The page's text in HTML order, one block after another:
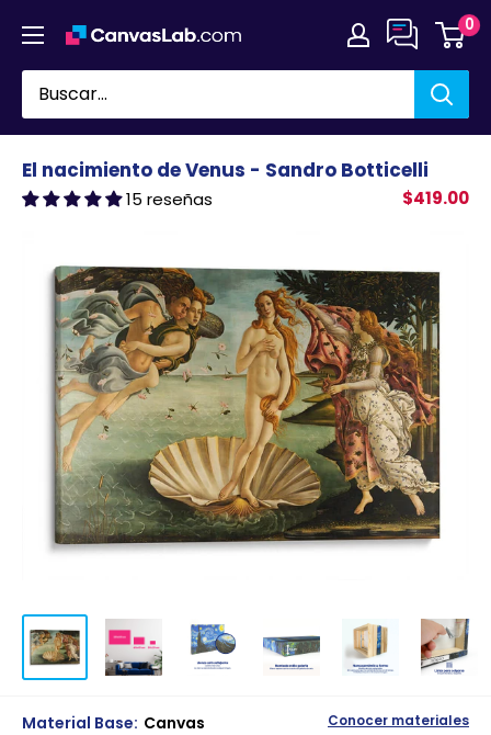
directamente
contenido
0
El nacimiento de Venus - Sandro Botticelli
15 reseñas $419.00
Material Base: Canvas Conocer materiales